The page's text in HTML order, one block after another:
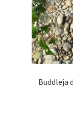
Buddleja